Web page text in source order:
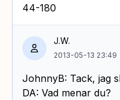
44-180
J.W.
2013-05-13 23:49
JohnnyB: Tack, jag
DA: Vad menar du?